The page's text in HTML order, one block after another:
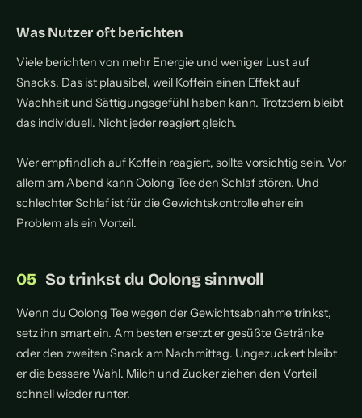
Was Nutzer oft berichten
Viele berichten von mehr Energie und weniger Lust auf
Snacks. Das ist plausibel, weil Koffein einen Effekt auf
Wachheit und Sättigungsgefühl haben kann. Trotzdem bleibt
das individuell. Nicht jeder reagiert gleich.
Wer empfindlich auf Koffein reagiert, sollte vorsichtig sein. Vor
allem am Abend kann Oolong Tee den Schlaf stören. Und
schlechter Schlaf ist für die Gewichtskontrolle eher ein
Problem als ein Vorteil.
So trinkst du Oolong sinnvoll
Wenn du Oolong Tee wegen der Gewichtsabnahme trinkst,
setz ihn smart ein. Am besten ersetzt er gesüßte Getränke
oder den zweiten Snack am Nachmittag. Ungezuckert bleibt
er die bessere Wahl. Milch und Zucker ziehen den Vorteil
schnell wieder runter.